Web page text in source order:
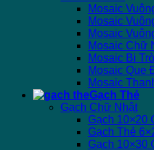
Mosaic
Mosaic
Mosaic
Mosaic Chữ
Mosaic Bi
Mosaic Que
Mosaic
Gạch Thẻ
Gạch Chữ Nhật
Gạch 10×20
Gạch Thẻ
Gạch 10×30